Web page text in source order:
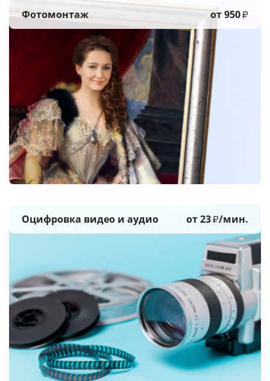
Фотомонтаж от 950₽
Оцифровка видео и аудио от 23₽/мин.